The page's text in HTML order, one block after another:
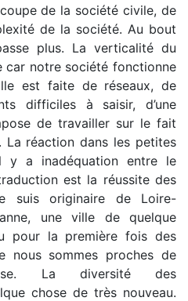
de la société civile, de
de la société. Au bout
plus. La verticalité du
car notre société fonctionne
est faite de réseaux, de
difficiles à saisir, d’une
de travailler sur le fait
réaction dans les petites
y a inadéquation entre le
est la réussite des
suis originaire de Loire-
une ville de quelque
pour la première fois des
nous sommes proches de
La diversité des
chose de très nouveau.